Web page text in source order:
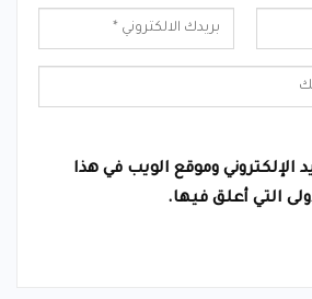
الإلكتروني وموقع الويب في هذا
التي أعلق فيها.